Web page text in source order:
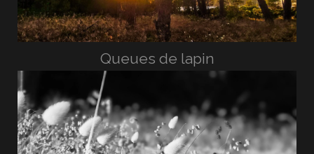
Queues de lapin